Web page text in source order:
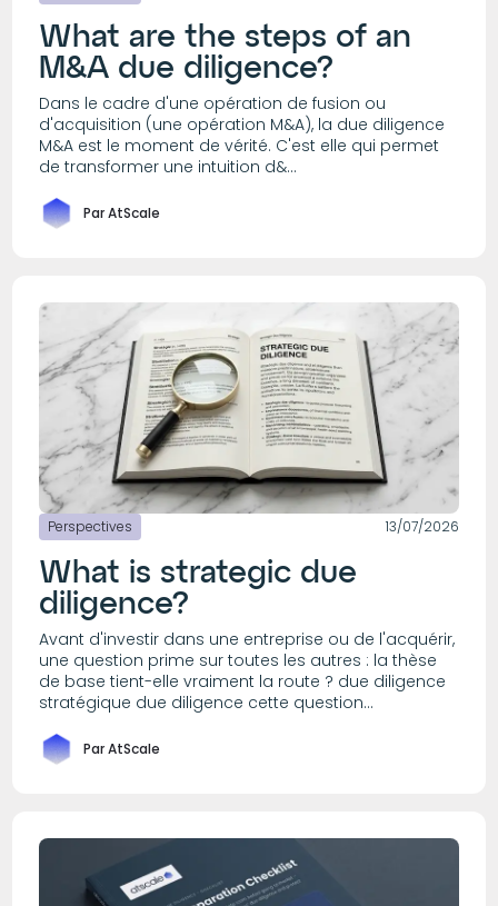
What are the steps of an
M&A due diligence?
Dans le cadre d'une opération de fusion ou
d'acquisition (une opération M&A), la due diligence
M&A est le moment de vérité. C'est elle qui permet
de transformer une intuition d&...
Par AtScale
Perspectives 13/07/2026
What is strategic due
diligence?
Avant d'investir dans une entreprise ou de l'acquérir,
une question prime sur toutes les autres : la thèse
de base tient-elle vraiment la route ? due diligence
stratégique due diligence cette question...
Par AtScale